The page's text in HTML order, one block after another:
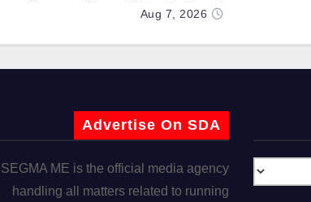
Aug 7, 2026
Advertise On SDA
SEGMA ME is the official media agency
handling all matters related to running